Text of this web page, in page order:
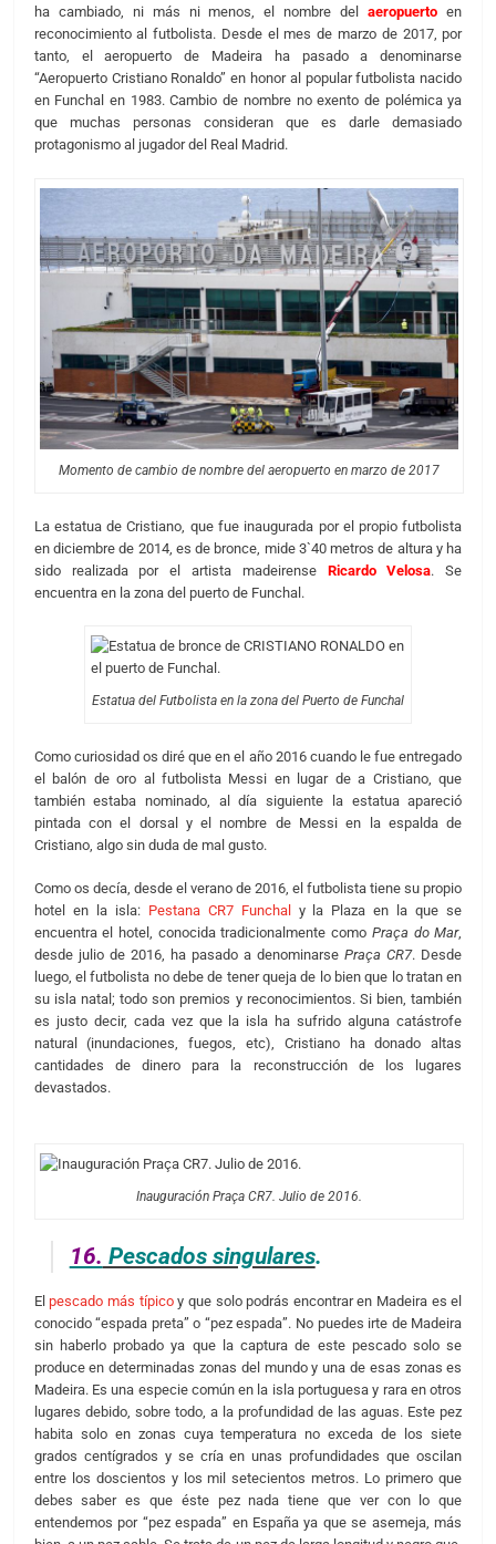
ha cambiado, ni más ni menos, el nombre delaeropuerto en
reconocimiento al futbolista. Desde el mes de marzo de 2017, por
tanto, el aeropuerto de Madeira ha pasado a denominarse
“Aeropuerto Cristiano Ronaldo” en honor al popular futbolista nacido
en Funchal en 1983. Cambio de nombre no exento de polémica ya
que muchas personas consideran que es darle demasiado
protagonismo al jugador del Real Madrid.
Momento de cambio de nombre del aeropuerto en marzo de 2017
La estatua de Cristiano, que fue inaugurada por el propio futbolista
en diciembre de 2014, es de bronce, mide 3`40 metros de altura y ha
sido realizada por el artista madeirense Ricardo Velosa. Se
encuentra en la zona del puerto de Funchal.
Estatua del Futbolista en la zona del Puerto de Funchal
Como curiosidad os diré que en el año 2016 cuando le fue entregado
el balón de oro al futbolista Messi en lugar de a Cristiano, que
también estaba nominado, al día siguiente la estatua apareció
pintada con el dorsal y el nombre de Messi en la espalda de
Cristiano, algo sin duda de mal gusto.
Como os decía, desde el verano de 2016, el futbolista tiene su propio
hotel en la isla: Pestana CR7 Funchal
y la Plaza en la que se
encuentra el hotel, conocida tradicionalmente como Praça do Mar,
desde julio de 2016, ha pasado a denominarsePraça CR7. Desde
luego, el futbolista no debe de tener queja de lo bien que lo tratan en
su isla natal; todo son premios y reconocimientos. Si bien, también
es justo decir, cada vez que la isla ha sufrido alguna catástrofe
natural (inundaciones, fuegos, etc), Cristiano ha donado altas
cantidades de dinero para la reconstrucción de los lugares
devastados.
Inauguración Praça CR7. Julio de 2016.
16. Pescados singulares.
Elpescado más típicoy que solo podrás encontrar en Madeira es el
conocido “espada preta” o “pez espada”. No puedes irte de Madeira
sin haberlo probado ya que la captura de este pescado solo se
produce en determinadas zonas del mundo y una de esas zonas es
Madeira. Es una especie común en la isla portuguesa y rara en otros
lugares debido, sobre todo, a la profundidad de las aguas. Este pez
habita solo en zonas cuya temperatura no exceda de los siete
grados centígrados y se cría en unas profundidades que oscilan
entre los doscientos y los mil setecientos metros. Lo primero que
debes saber es que éste pez nada tiene que ver con lo que
entendemos por “pez espada” en España ya que se asemeja, más